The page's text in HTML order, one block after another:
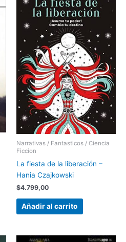
Narrativas / Fantasticos / Ciencia
Ficcion
La fiesta de la liberación –
Hania Czajkowski
$4.799,00
Añadir al carrito